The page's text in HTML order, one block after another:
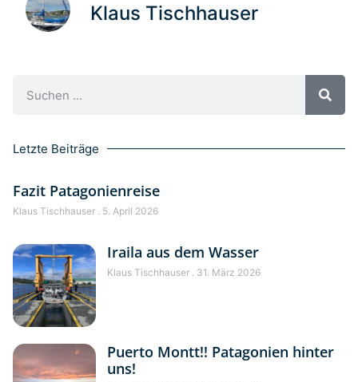
Klaus Tischhauser
Letzte Beiträge
Fazit Patagonienreise
Klaus Tischhauser 5. April 2026
Iraila aus dem Wasser
Klaus Tischhauser 31. März 2026
Puerto Montt!! Patagonien hinter
uns!